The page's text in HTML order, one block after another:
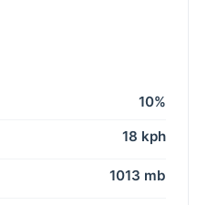
10%
18 kph
1013 mb